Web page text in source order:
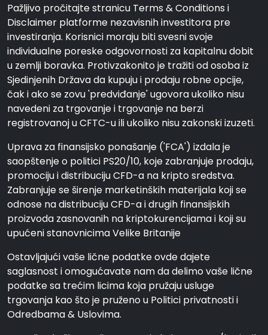
Pažljivo pročitajte stranicu Terms & Conditions i
Disclaimer platforme nezavisnih investitora pre
investiranja. Korisnici moraju biti svesni svoje
individualne poreske odgovornosti za kapitalnu dobit
u zemlji boravka. Protivzakonito je tražiti od osoba iz
Sjedinjenih Država da kupuju i prodaju robne opcije,
čak i ako se zovu 'predviđanje' ugovora ukoliko nisu
navedeni za trgovanje i trgovanje na berzi
registrovanoj u CFTC-u ili ukoliko nisu zakonski izuzeti.
Uprava za finansijsko ponašanje ('FCA') izdala je
saopštenje o politici PS20/10, koje zabranjuje prodaju,
promociju i distribuciju CFD-a na kripto sredstva.
Zabranjuje se širenje marketinških materijala koji se
odnose na distribuciju CFD-a i drugih finansijskih
proizvoda zasnovanih na kriptokurencijama i koji su
upućeni stanovnicima Velike Britanije
Ostavljajući vaše lične podatke ovde dajete
saglasnost i omogućavate nam da delimo vaše lične
podatke sa trećim licima koja pružaju usluge
trgovanja kao što je pruženo u Politici privatnosti i
Odredbama & Uslovima.